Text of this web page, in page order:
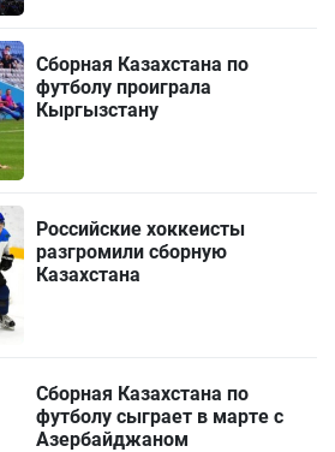
Сборная Казахстана по
футболу проиграла
Кыргызстану
Российские хоккеисты
разгромили сборную
Казахстана
Сборная Казахстана по
футболу сыграет в марте с
Азербайджаном